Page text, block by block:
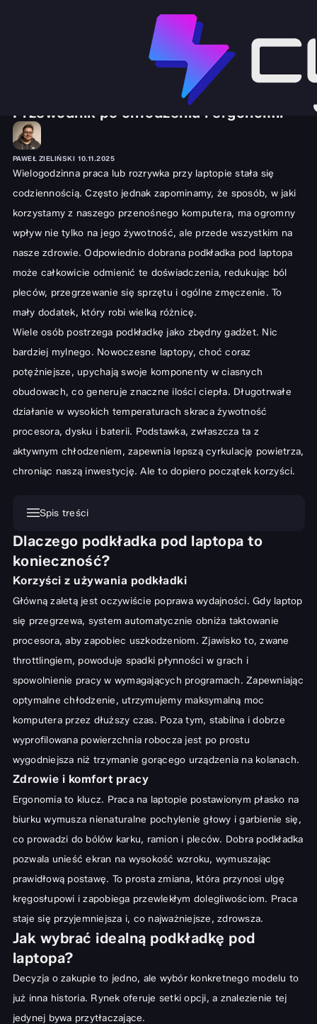
Podkładka pod laptopa Empik:
Przewodnik po chłodzeniu i ergonomii
PAWEŁ ZIELIŃSKI 10.11.2025
Wielogodzinna praca lub rozrywka przy laptopie stała się
codziennością. Często jednak zapominamy, że sposób, w jaki
korzystamy z naszego przenośnego komputera, ma ogromny
wpływ nie tylko na jego żywotność, ale przede wszystkim na
nasze zdrowie. Odpowiednio dobrana podkładka pod laptopa
może całkowicie odmienić te doświadczenia, redukując ból
pleców, przegrzewanie się sprzętu i ogólne zmęczenie. To
mały dodatek, który robi wielką różnicę.
Wiele osób postrzega podkładkę jako zbędny gadżet. Nic
bardziej mylnego. Nowoczesne laptopy, choć coraz
potężniejsze, upychają swoje komponenty w ciasnych
obudowach, co generuje znaczne ilości ciepła. Długotrwałe
działanie w wysokich temperaturach skraca żywotność
procesora, dysku i baterii. Podstawka, zwłaszcza ta z
aktywnym chłodzeniem, zapewnia lepszą cyrkulację powietrza,
chroniąc naszą inwestycję. Ale to dopiero początek korzyści.
Spis treści
Dlaczego podkładka pod laptopa to konieczność?
Korzyści z używania podkładki
Zdrowie i komfort pracy
Materiał i design: Co jest ważne?
Funkcje dodatkowe: Chłodzenie, regulacja, USB
Gdzie szukać podkładki pod laptopa?
Ceny i dostępność
Opinie innych użytkowników
Rodzaje podkładek pod laptopa: Znajdź swoją
Podkładki chłodzące: Jak działają i czy warto?
Podkładki podróżne i przenośne
Dlaczego podkładka pod laptopa to
konieczność?
Korzyści z używania podkładki
Główną zaletą jest oczywiście poprawa wydajności. Gdy laptop
się przegrzewa, system automatycznie obniża taktowanie
procesora, aby zapobiec uszkodzeniom. Zjawisko to, zwane
throttlingiem, powoduje spadki płynności w grach i
spowolnienie pracy w wymagających programach. Zapewniając
optymalne chłodzenie, utrzymujemy maksymalną moc
komputera przez dłuższy czas. Poza tym, stabilna i dobrze
wyprofilowana powierzchnia robocza jest po prostu
wygodniejsza niż trzymanie gorącego urządzenia na kolanach.
Zdrowie i komfort pracy
Ergonomia to klucz. Praca na laptopie postawionym płasko na
biurku wymusza nienaturalne pochylenie głowy i garbienie się,
co prowadzi do bólów karku, ramion i pleców. Dobra podkładka
pozwala unieść ekran na wysokość wzroku, wymuszając
prawidłową postawę. To prosta zmiana, która przynosi ulgę
kręgosłupowi i zapobiega przewlekłym dolegliwościom. Praca
staje się przyjemniejsza i, co najważniejsze, zdrowsza.
Jak wybrać idealną podkładkę pod
laptopa?
Decyzja o zakupie to jedno, ale wybór konkretnego modelu to
już inna historia. Rynek oferuje setki opcji, a znalezienie tej
jedynej bywa przytłaczające.